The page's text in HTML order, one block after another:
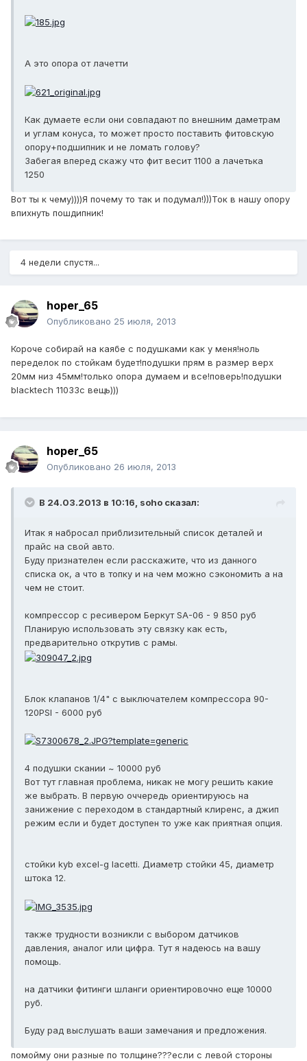
А это опора от лачетти
Как думаете если они совпадают по внешним даметрам
и углам конуса, то может просто поставить фитовскую
опору+подшипник и не ломать голову?
Забегая вперед скажу что фит весит 1100 а лачетька
1250
Вот ты к чему))))Я почему то так и подумал!)))Ток в нашу опору
впихнуть пошдипник!
4 недели спустя...
hoper_65
Опубликовано 25 июля, 2013
Короче собирай на каябе с подушками как у меня!ноль
переделок по стойкам будет!подушки прям в размер верх
20мм низ 45мм!только опора думаем и все!поверь!подушки
blacktech 11033c вещь)))
hoper_65
Опубликовано 26 июля, 2013
В 24.03.2013 в 10:16, soho сказал:
Итак я набросал приблизительный список деталей и
прайс на свой авто.
Буду признателен если расскажите, что из данного
списка ок, а что в топку и на чем можно сэкономить а на
чем не стоит.
компрессор с ресивером Беркут SA-06 - 9 850 руб
Планирую использовать эту связку как есть,
предварительно открутив с рамы.
Блок клапанов 1/4" с выключателем компрессора 90-
120PSI - 6000 руб
4 подушки скании ~ 10000 руб
Вот тут главная проблема, никак не могу решить какие
же выбрать. В первую оччередь ориентируюсь на
занижение с переходом в стандартный клиренс, а джип
режим если и будет доступен то уже как приятная опция.
стойки kyb excel-g lacetti. Диаметр стойки 45, диаметр
штока 12.
также трудности возникли с выбором датчиков
давления, аналог или цифра. Тут я надеюсь на вашу
помощь.
на датчики фитинги шланги ориентировочно еще 10000
руб.
Буду рад выслушать ваши замечания и предложения.
помойму они разные по толщине???если с левой стороны